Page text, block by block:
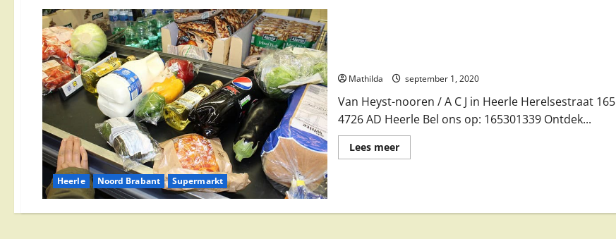
Heerle Noord Brabant Supermarkt
Mathilda september 1, 2020
Van Heyst-nooren / A C J in Heerle Herelsestraat 165
4726 AD Heerle Bel ons op: 165301339 Ontdek...
Lees meerLees
meer
A